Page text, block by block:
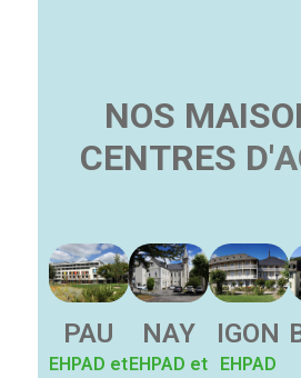
NOS MAISO
CENTRES D'A
PAU
EHPAD et
NAY
EHPAD et
IGON
EHPAD